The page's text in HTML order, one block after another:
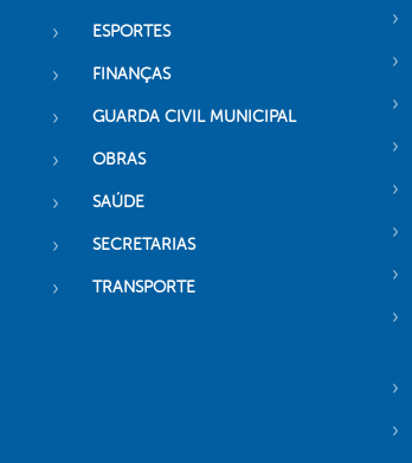
ESPORTES
FINANÇAS
GUARDA CIVIL MUNICIPAL
OBRAS
SAÚDE
SECRETARIAS
TRANSPORTE